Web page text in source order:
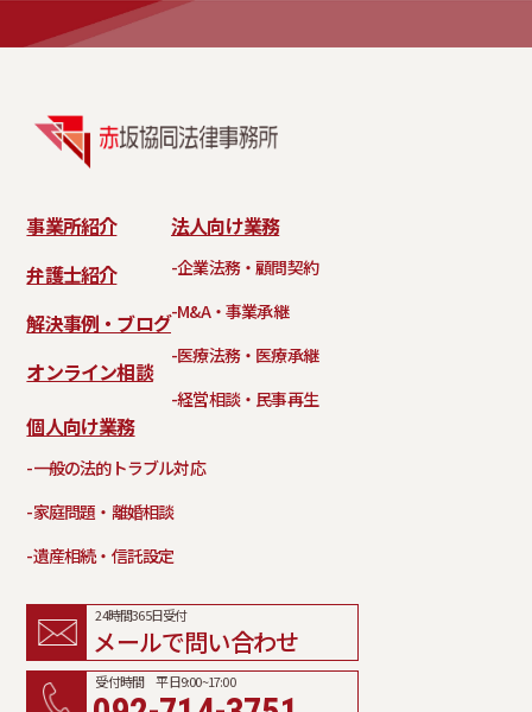
24時間365日受付
メールで問い合わせ
受付時間 平日9:00~17:00
事業所紹介
弁護士紹介
解決事例・ブログ
オンライン相談
法人向け業務
-企業法務・顧問契約
-M&A・事業承継
-医療法務・医療承継
-経営相談・民事再生
個人向け業務
-一般の法的トラブル対応
-家庭問題・離婚相談
-遺産相続・信託設定